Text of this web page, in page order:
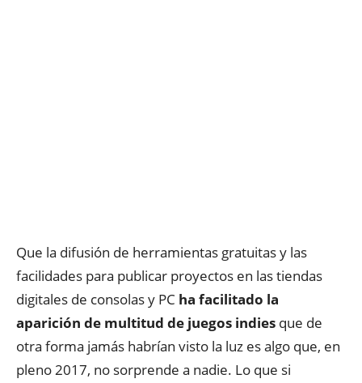
Que la difusión de herramientas gratuitas y las
facilidades para publicar proyectos en las tiendas
digitales de consolas y PC ha facilitado la
aparición de multitud de juegos indies que de
otra forma jamás habrían visto la luz es algo que, en
pleno 2017, no sorprende a nadie. Lo que si